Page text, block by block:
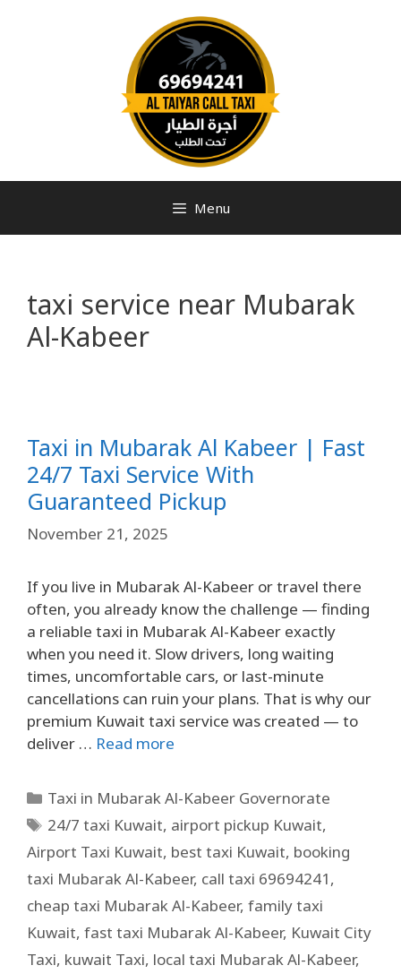
Menu
taxi service near Mubarak
Al-Kabeer
Taxi in Mubarak Al Kabeer | Fast
24/7 Taxi Service With
Guaranteed Pickup
November 21, 2025
If you live in Mubarak Al-Kabeer or travel there
often, you already know the challenge — finding
a reliable taxi in Mubarak Al-Kabeer exactly
when you need it. Slow drivers, long waiting
times, uncomfortable cars, or last-minute
cancellations can ruin your plans. That is why our
premium Kuwait taxi service was created — to
deliver … Read more
Taxi in Mubarak Al-Kabeer Governorate
24/7 taxi Kuwait, airport pickup Kuwait,
Airport Taxi Kuwait, best taxi Kuwait, booking
taxi Mubarak Al-Kabeer, call taxi 69694241,
cheap taxi Mubarak Al-Kabeer, family taxi
Kuwait, fast taxi Mubarak Al-Kabeer, Kuwait City
Taxi, kuwait Taxi, local taxi Mubarak Al-Kabeer,